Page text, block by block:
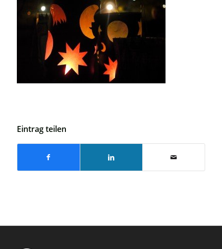
Eintrag teilen